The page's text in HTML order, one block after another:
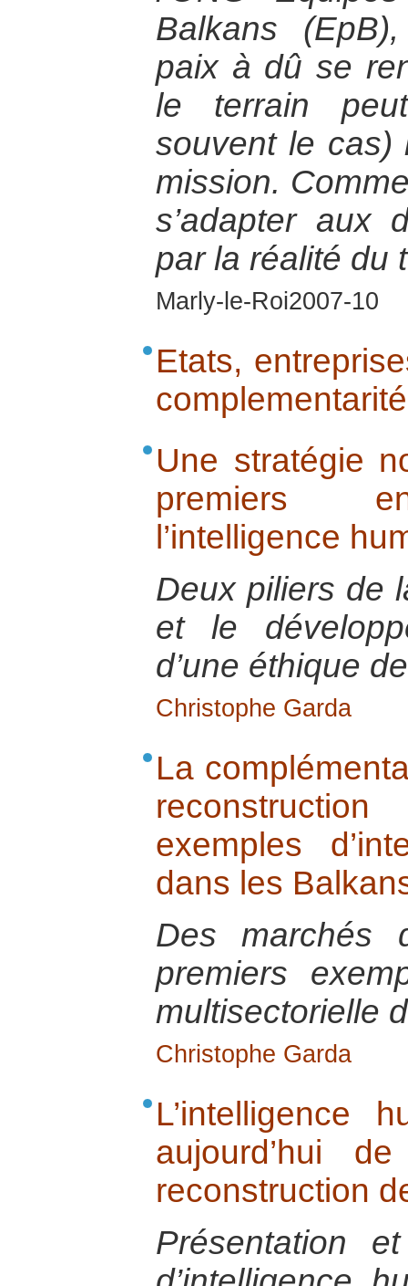
Balkans
paix à dû se
le terrain
souvent le cas)
mission.
s’adapter aux
par la réalité du
Marly-le-Roi2007-10
Etats,
Une stratégie
premiers
l’intelligence
Deux piliers de
et le
d’une éthique
Christophe Garda
La
exemples
dans les
Des marchés
premiers
multisectorielle
Christophe Garda
L’intelligence
aujourd’hui
reconstruction
Présentation